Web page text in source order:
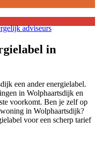
adviseurs
in
een ander energielabel.
in Wolphaartsdijk en
voorkomt. Ben je zelf op
in Wolphaartsdijk?
voor een scherp tarief